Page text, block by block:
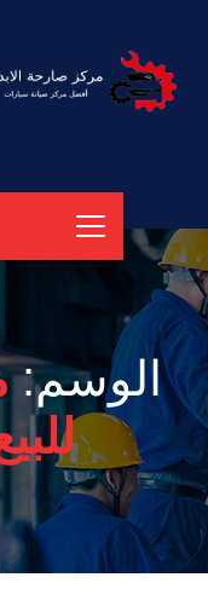
الوسم: